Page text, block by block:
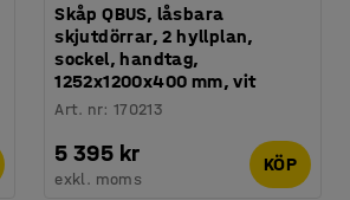
Skåp QBUS, låsbara
skjutdörrar, 2 hyllplan,
sockel, handtag,
1252x1200x400 mm, vit
Art. nr: 170213
5 395 kr
exkl. moms
KÖP